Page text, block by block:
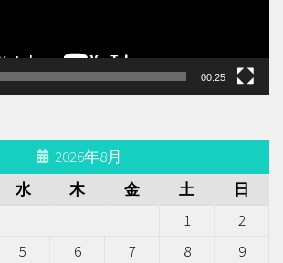
00:25
2026年8月
水 木 金 土 日
1
2
5 6 7 8
9